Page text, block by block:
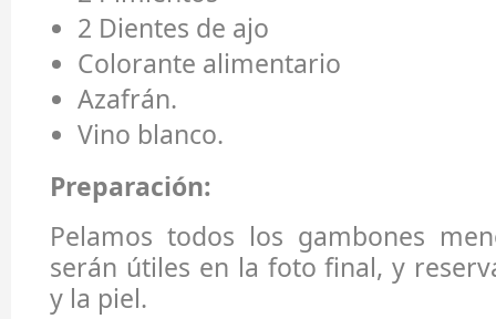
2 Dientes de ajo
Colorante alimentario
Azafrán.
Vino blanco.
Preparación:
Pelamos todos los gambones
serán útiles en la foto final, y
y la piel.